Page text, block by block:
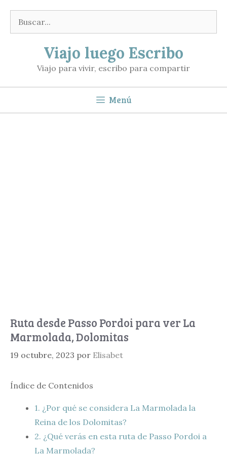
contenido
Buscar:
Viajo luego Escribo
Viajo para vivir, escribo para compartir
Menú
Ruta desde Passo Pordoi para ver La
Marmolada, Dolomitas
19 octubre, 2023 por Elisabet
Índice de Contenidos
1. ¿Por qué se considera La Marmolada la
Reina de los Dolomitas?
2. ¿Qué verás en esta ruta de Passo Pordoi a
La Marmolada?